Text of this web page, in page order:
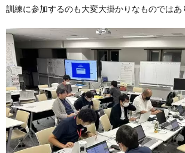
訓練に参加するのも大変大掛かりなものではあ